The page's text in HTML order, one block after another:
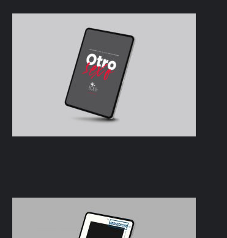
AÑADIR AL CARRITO /